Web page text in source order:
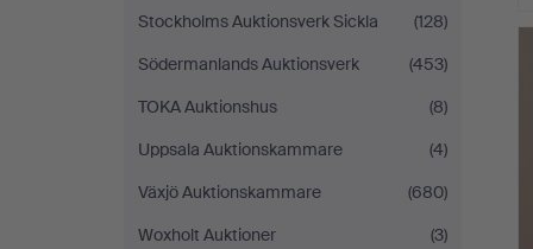
Stockholms Auktionsverk Sickla
(128)
Södermanlands Auktionsverk
(453)
TOKA Auktionshus
(8)
Uppsala Auktionskammare
(4)
Växjö Auktionskammare
(680)
Woxholt Auktioner
(3)